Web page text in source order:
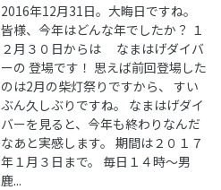
2016年12月31日。大晦日ですね。
皆様、今年はどんな年でしたか？ １
２月３０日からは なまはげダイバ
ーの 登場です！ 思えば前回登場した
のは2月の柴灯祭りですから、 すい
ぶん久しぶりですね。 なまはげダイ
バーを見ると、今年も終わりなんだ
なあと実感します。 期間は２０１７
年１月３日まで。 毎日１４時～男
鹿...